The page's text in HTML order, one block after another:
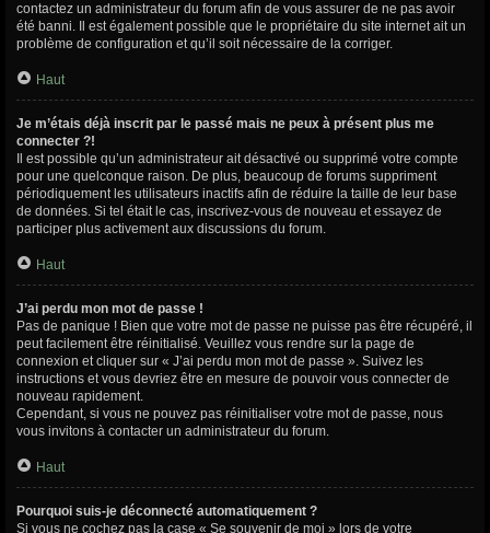
contactez un administrateur du forum afin de vous assurer de ne pas avoir
été banni. Il est également possible que le propriétaire du site internet ait un
problème de configuration et qu’il soit nécessaire de la corriger.
Haut
Je m’étais déjà inscrit par le passé mais ne peux à présent plus me
connecter ?!
Il est possible qu’un administrateur ait désactivé ou supprimé votre compte
pour une quelconque raison. De plus, beaucoup de forums suppriment
périodiquement les utilisateurs inactifs afin de réduire la taille de leur base
de données. Si tel était le cas, inscrivez-vous de nouveau et essayez de
participer plus activement aux discussions du forum.
Haut
J’ai perdu mon mot de passe !
Pas de panique ! Bien que votre mot de passe ne puisse pas être récupéré, il
peut facilement être réinitialisé. Veuillez vous rendre sur la page de
connexion et cliquer sur « J’ai perdu mon mot de passe ». Suivez les
instructions et vous devriez être en mesure de pouvoir vous connecter de
nouveau rapidement.
Cependant, si vous ne pouvez pas réinitialiser votre mot de passe, nous
vous invitons à contacter un administrateur du forum.
Haut
Pourquoi suis-je déconnecté automatiquement ?
Si vous ne cochez pas la case « Se souvenir de moi » lors de votre